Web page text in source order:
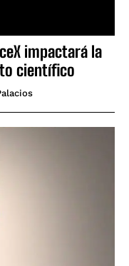
impactará la
científico